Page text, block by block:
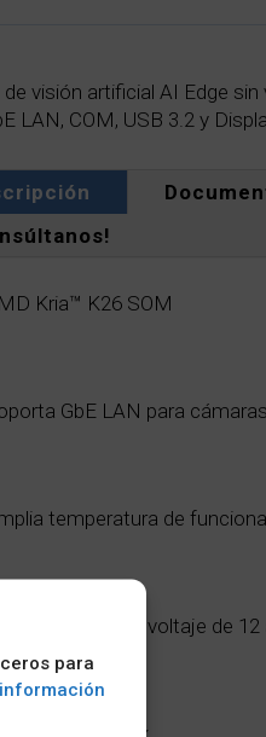
para
visión artificial AI Edge
LAN, COM, USB 3.2 y
Kria™ K26 SOM
GbE LAN para cámaras
temperatura de
entrada de voltaje de 12